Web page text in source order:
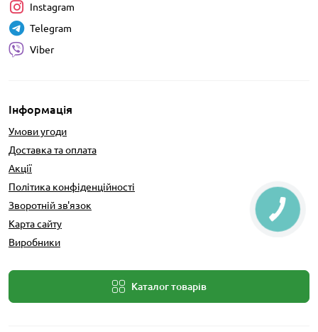
Інформація
Умови угоди
Доставка та оплата
Акції
Політика конфіденційності
Зворотній зв'язок
Карта сайту
Виробники
Каталог товарів
Instagram
Telegram
Viber